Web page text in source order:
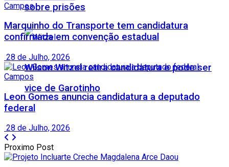
sobre prisões
Wilson Witzel retira candidatura e pode ser
vice de Garotinho
Campos
Marquinho do Transporte tem candidatura
confirmada em convenção estadual
28 de Julho, 2026
Campos
Leon Gomes anuncia candidatura a deputado
federal
28 de Julho, 2026
Proximo Post